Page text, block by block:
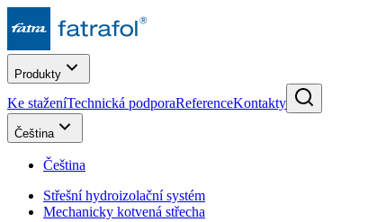
Produkty
Ke staženíTechnická podporaReferenceKontakty
Čeština
Čeština
Střešní hydroizolační systém
Mechanicky kotvená střecha